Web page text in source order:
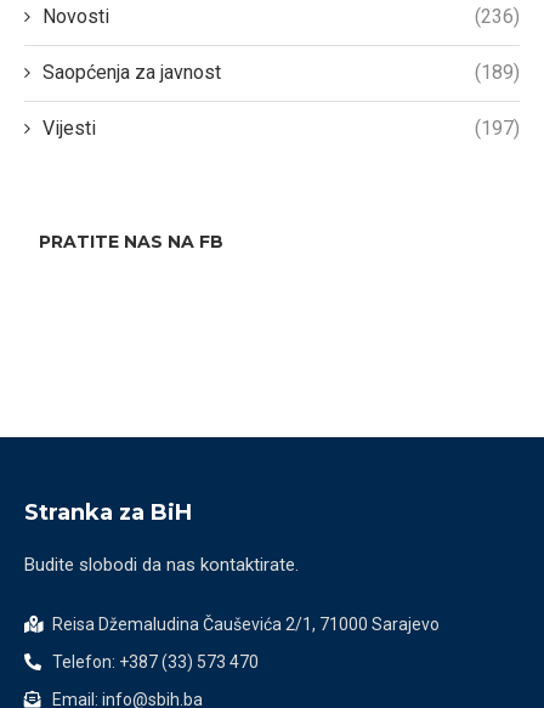
Novosti (236)
Saopćenja za javnost (189)
Vijesti (197)
PRATITE NAS NA FB
Stranka za BiH
Budite slobodi da nas kontaktirate.
Reisa Džemaludina Čauševića 2/1, 71000 Sarajevo
Telefon: +387 (33) 573 470
Email: info@sbih.ba